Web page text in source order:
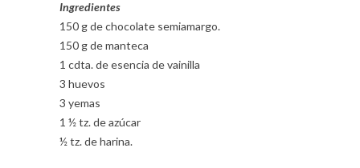
Ingredientes
150 g de chocolate semiamargo.
150 g de manteca
1 cdta. de esencia de vainilla
3 huevos
3 yemas
1 ½ tz. de azúcar
½ tz. de harina.